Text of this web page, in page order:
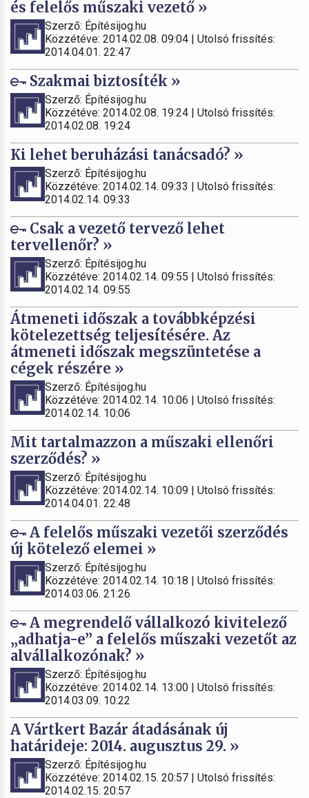
és felelős műszaki vezető »
Szerző: Építésijog.hu
Közzétéve: 2014.02.08. 09:04 | Utolsó frissítés:
2014.04.01. 22:47
Szakmai biztosíték »
Szerző: Építésijog.hu
Közzétéve: 2014.02.08. 19:24 | Utolsó frissítés:
2014.02.08. 19:24
Ki lehet beruházási tanácsadó? »
Szerző: Építésijog.hu
Közzétéve: 2014.02.14. 09:33 | Utolsó frissítés:
2014.02.14. 09:33
Csak a vezető tervező lehet
tervellenőr? »
Szerző: Építésijog.hu
Közzétéve: 2014.02.14. 09:55 | Utolsó frissítés:
2014.02.14. 09:55
Átmeneti időszak a továbbképzési
kötelezettség teljesítésére. Az
átmeneti időszak megszüntetése a
cégek részére »
Szerző: Építésijog.hu
Közzétéve: 2014.02.14. 10:06 | Utolsó frissítés:
2014.02.14. 10:06
Mit tartalmazzon a műszaki ellenőri
szerződés? »
Szerző: Építésijog.hu
Közzétéve: 2014.02.14. 10:09 | Utolsó frissítés:
2014.04.01. 22:48
A felelős műszaki vezetői szerződés
új kötelező elemei »
Szerző: Építésijog.hu
Közzétéve: 2014.02.14. 10:18 | Utolsó frissítés:
2014.03.06. 21:26
A megrendelő vállalkozó kivitelező
„adhatja-e” a felelős műszaki vezetőt az
alvállalkozónak? »
Szerző: Építésijog.hu
Közzétéve: 2014.02.14. 13:00 | Utolsó frissítés:
2014.03.09. 10:22
A Vártkert Bazár átadásának új
határideje: 2014. augusztus 29. »
Szerző: Építésijog.hu
Közzétéve: 2014.02.15. 20:57 | Utolsó frissítés:
2014.02.15. 20:57